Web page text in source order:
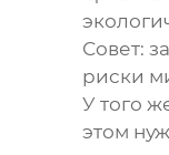
Совет:
риски
У того
этом